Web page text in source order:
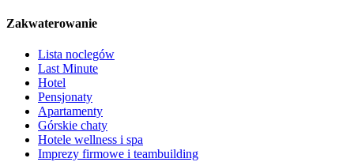
Zakwaterowanie
Lista noclegów
Last Minute
Hotel
Pensjonaty
Apartamenty
Górskie chaty
Hotele wellness i spa
Imprezy firmowe i teambuilding